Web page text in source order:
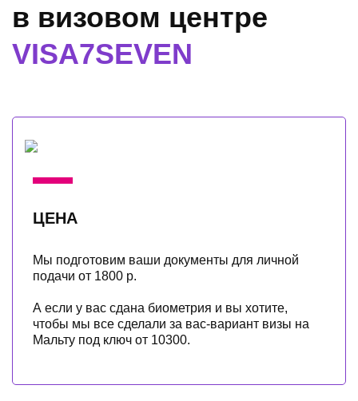
в визовом центре
VISA7SEVEN
ЦЕНА
Мы подготовим ваши документы для личной
подачи от 1800 р.
А если у вас сдана биометрия и вы хотите,
чтобы мы все сделали за вас-вариант визы на
Мальту под ключ от 10300.